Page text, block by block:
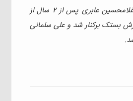
امروز (پنجم آبان ۹۹) غلامحسین عابری پس از ۲ سال از
بستک برکنار شد و علی سلمانی